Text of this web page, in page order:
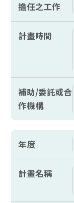
擔任之工作
計畫時間
補助/委託或合
作機構
年度
計畫名稱